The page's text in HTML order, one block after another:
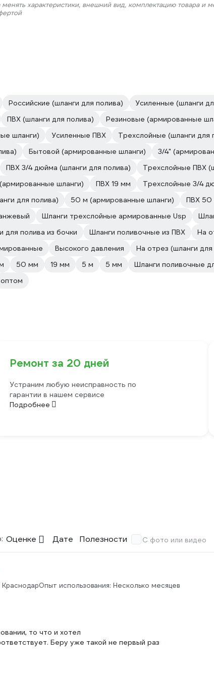
характеристики, внешний вид, комплектацию товара и
Российские (шланги для полива) Усиленные (шланги
ПВХ (шланги для полива) Резиновые (армированные
шланги) Усиленные ПВХ Трехслойные (шланги для
Бытовой (армированные шланги) 3/4"
ПВХ 3/4 дюйма (шланги для полива)
Трехслойные ПВХ
шланги) ПВХ 19 мм
Трехслойные 3/4
для полива) 50 м (армированные шланги) ПВХ 50
Шланги трехслойные армированные Usp
для полива из бочки Шланги поливочные из ПВХ
На
Высокого давления На отрез (шланги для
50 мм 19 мм 5 м 5 мм Шланги поливочные
оптом
Ремонт за 20 дней
Устраним любую неисправность по
гарантии в нашем сервисе
Подробнее
Оценке Дате Полезности С фото или видео
КраснодарОпыт использования: Несколько месяцев
то что и хотел
Беру уже такой не первый раз